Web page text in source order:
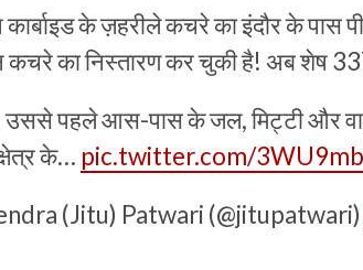
के ज़हरीले कचरे का इंदौर के पास
का निस्तारण कर चुकी है! अब शेष
पहले आस-पास के जल, मिट्टी और
के… pic.twitter.com/
(Jitu) Patwari (@jitupatwari)